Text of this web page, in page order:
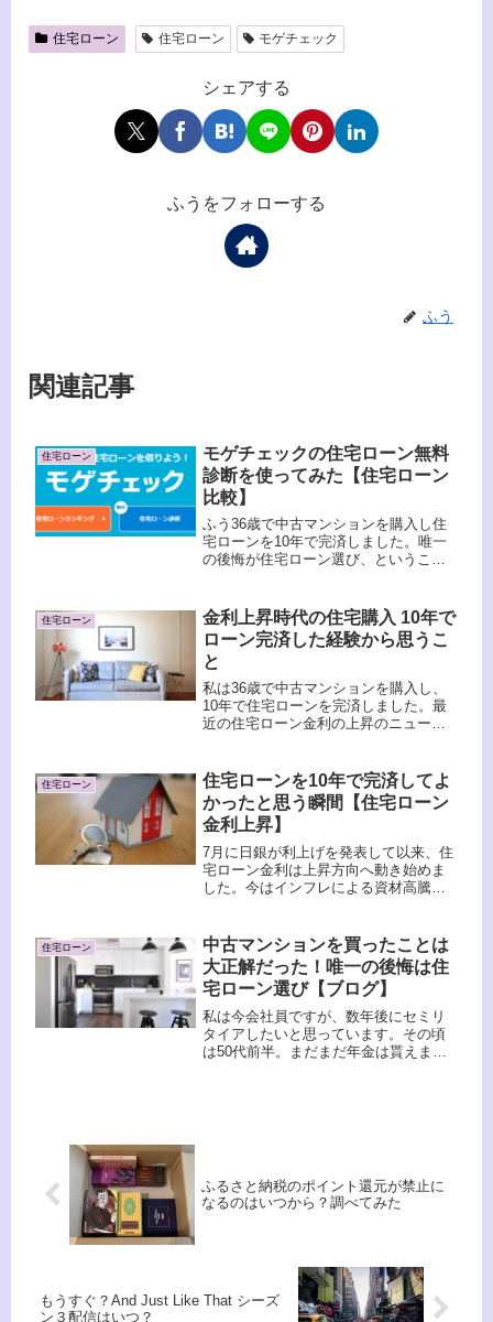
住宅ローン 住宅ローン モゲチェック
シェアする
ふうをフォローする
ふう
関連記事
住宅ローン
モゲチェックの住宅ローン無料
診断を使ってみた【住宅ローン
比較】
ふう36歳で中古マンションを購入し住
宅ローンを10年で完済しました。唯一
の後悔が住宅ローン選び、ということ
度よくとても気に入っているのです
が、築20年を超えてきて少しずつ修...
住宅ローン
金利上昇時代の住宅購入 10年で
ローン完済した経験から思うこ
と
私は36歳で中古マンションを購入し、
10年で住宅ローンを完済しました。最
近の住宅ローン金利の上昇のニュース
体験と最近の金融情勢を踏まえて、住
宅購入のタイミングについて考えて...
住宅ローン
住宅ローンを10年で完済してよ
かったと思う瞬間【住宅ローン
金利上昇】
7月に日銀が利上げを発表して以来、住
宅ローン金利は上昇方向へ動き始めま
した。今はインフレによる資材高騰で
から住宅を購入しようとする人にはさ
らに向かい風になりそうです。ふう
私...
住宅ローン
中古マンションを買ったことは
大正解だった！唯一の後悔は住
宅ローン選び【ブログ】
私は今会社員ですが、数年後にセミリ
タイアしたいと思っています。その頃
は50代前半。まだまだ年金は貰えませ
ふるさと納税のポイント還元が禁止に
なるのはいつから？調べてみた
もうすぐ？And Just Like That シーズ
ン３配信はいつ？